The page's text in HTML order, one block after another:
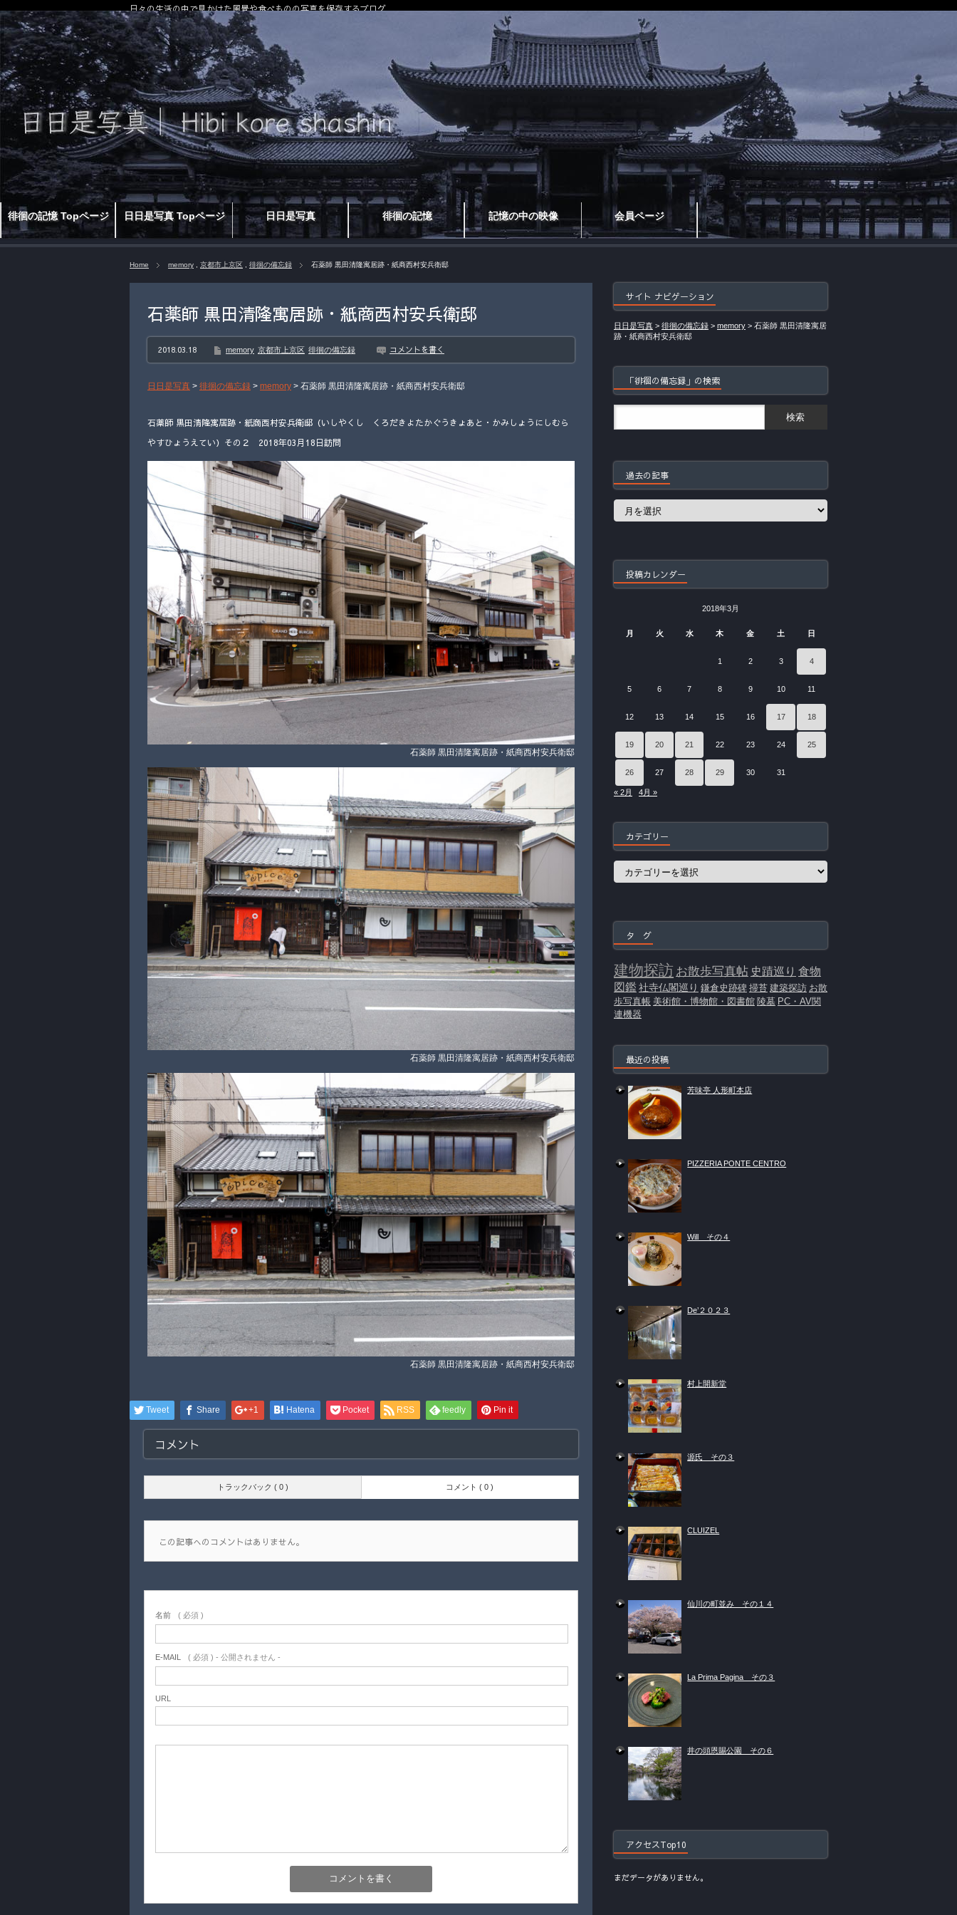
徘徊の記憶 Topページ 日日是写真 Topページ 日日是写真 徘徊の記憶 記憶の中の映像 会員ページ
日々の生活の中で見かけた風景や食べものの写真を保存するブログ
Home memory 京都市上京区 徘徊の備忘録 石薬師 黒田清隆寓居跡・紙商西村安兵衛邸
石薬師 黒田清隆寓居跡・紙商西村安兵衛邸
2018.03.18 memory 京都市上京区 徘徊の備忘録 コメントを書く
日日是写真 > 徘徊の備忘録 > memory > 石薬師 黒田清隆寓居跡・紙商西村安兵衛邸
石薬師 黒田清隆寓居跡・紙商西村安兵衛邸（いしやくし くろだきよたかぐうきょあと・かみしょうにしむら
やすひょうえてい）その２ 2018年03月18日訪問
石薬師 黒田清隆寓居跡・紙商西村安兵衛邸
石薬師 黒田清隆寓居跡・紙商西村安兵衛邸
石薬師 黒田清隆寓居跡・紙商西村安兵衛邸
Tweet Share +1 Hatena Pocket RSS feedly Pin it
コメント
トラックバック ( 0 ) コメント ( 0 )
この記事へのコメントはありません。
名前 ( 必須 )
E-MAIL ( 必須 ) - 公開されません -
URL
サイト ナビゲーション
日日是写真 > 徘徊の備忘録 > memory > 石薬師 黒田清隆寓居
跡・紙商西村安兵衛邸
「徘徊の備忘録」の検索
過去の記事
過
投稿カレンダー
2018年3月
月 火 水 木 金 土 日
1 2 3 4
5 6 7 8 9 10 11
12 13 14 15 16 17 18
19 20 21 22 23 24 25
26 27 28 29 30 31
« 2月 4月 »
カテゴリー
カ
タ グ
建物探訪 お散歩写真帖 史蹟巡り 食物
図鑑社寺仏閣巡り 鎌倉史跡碑 掃苔 建築探訪 お散
歩写真帳 美術館・博物館・図書館 陵墓 PC・AV関
連機器
最近の投稿
芳味亭 人形町本店
PIZZERIA PONTE CENTRO
Will その４
De’２０２３
村上開新堂
源氏 その３
CLUIZEL
仙川の町並み その１４
La Prima Pagina その３
井の頭恩賜公園 その６
アクセスTop10
まだデータがありません。